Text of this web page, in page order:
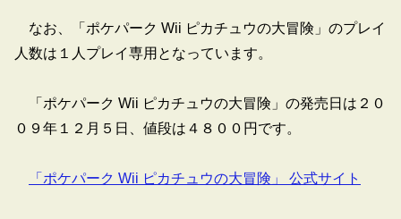
なお、「ポケパーク Wii ピカチュウの大冒険」のプレイ
人数は１人プレイ専用となっています。
「ポケパーク Wii ピカチュウの大冒険」の発売日は２０
０９年１２月５日、値段は４８００円です。
「ポケパーク Wii ピカチュウの大冒険」 公式サイト